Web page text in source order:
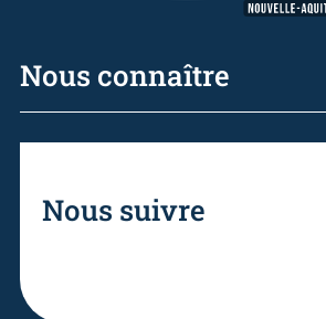
Nous connaître
Nous suivre